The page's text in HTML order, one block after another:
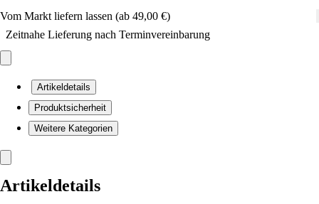
Vom Markt liefern lassen (ab 49,00 €)
Zeitnahe Lieferung nach Terminvereinbarung
Artikeldetails
Produktsicherheit
Weitere Kategorien
Artikeldetails